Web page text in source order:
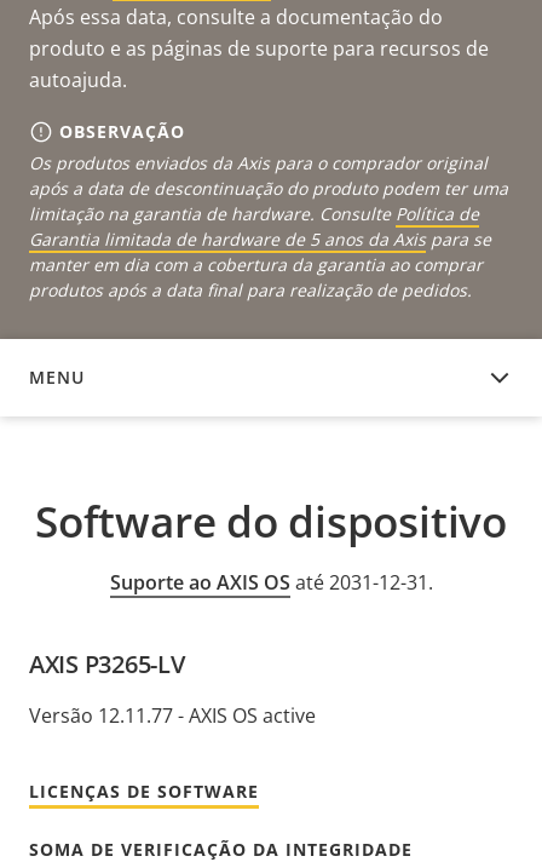
Após essa data, consulte a documentação do
produto e as páginas de suporte para recursos de
autoajuda.
OBSERVAÇÃO
Os produtos enviados da Axis para o comprador original
após a data de descontinuação do produto podem ter uma
limitação na garantia de hardware. Consulte Política de
Garantia limitada de hardware de 5 anos da Axispara se
manter em dia com a cobertura da garantia ao comprar
produtos após a data final para realização de pedidos.
MENU
SOFTWARE DO DISPOSITIVO
Software do dispositivo
Suporte ao AXIS OS até 2031-12-31.
AXIS P3265-LV
Versão 12.11.77 - AXIS OS active
LICENÇAS DE SOFTWARE
SOMA DE VERIFICAÇÃO DA INTEGRIDADE